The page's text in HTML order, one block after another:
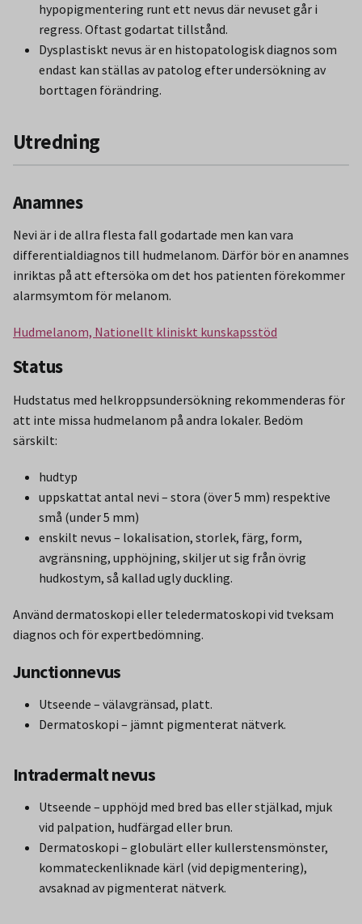
hypopigmentering runt ett nevus där nevuset går i
regress. Oftast godartat tillstånd.
Dysplastiskt nevus är en histopatologisk diagnos som
endast kan ställas av patolog efter undersökning av
borttagen förändring.
Utredning
Anamnes
Nevi är i de allra flesta fall godartade men kan vara
differentialdiagnos till hudmelanom. Därför bör en anamnes
inriktas på att eftersöka om det hos patienten förekommer
alarmsymtom för melanom.
Hudmelanom, Nationellt kliniskt kunskapsstöd
Status
Hudstatus med helkroppsundersökning rekommenderas för
att inte missa hudmelanom på andra lokaler. Bedöm
särskilt:
hudtyp
uppskattat antal nevi – stora (över 5 mm) respektive
små (under 5 mm)
enskilt nevus – lokalisation, storlek, färg, form,
avgränsning, upphöjning, skiljer ut sig från övrig
hudkostym, så kallad ugly duckling.
Använd dermatoskopi eller teledermatoskopi vid tveksam
diagnos och för expertbedömning.
Junctionnevus
Utseende – välavgränsad, platt.
Dermatoskopi – jämnt pigmenterat nätverk.
Intradermalt nevus
Utseende – upphöjd med bred bas eller stjälkad, mjuk
vid palpation, hudfärgad eller brun.
Dermatoskopi – globulärt eller kullerstensmönster,
kommateckenliknade kärl (vid depigmentering),
avsaknad av pigmenterat nätverk.